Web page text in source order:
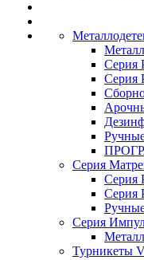
Серия
Серия
Серия
Серия
Серия
Серия
Турникеты